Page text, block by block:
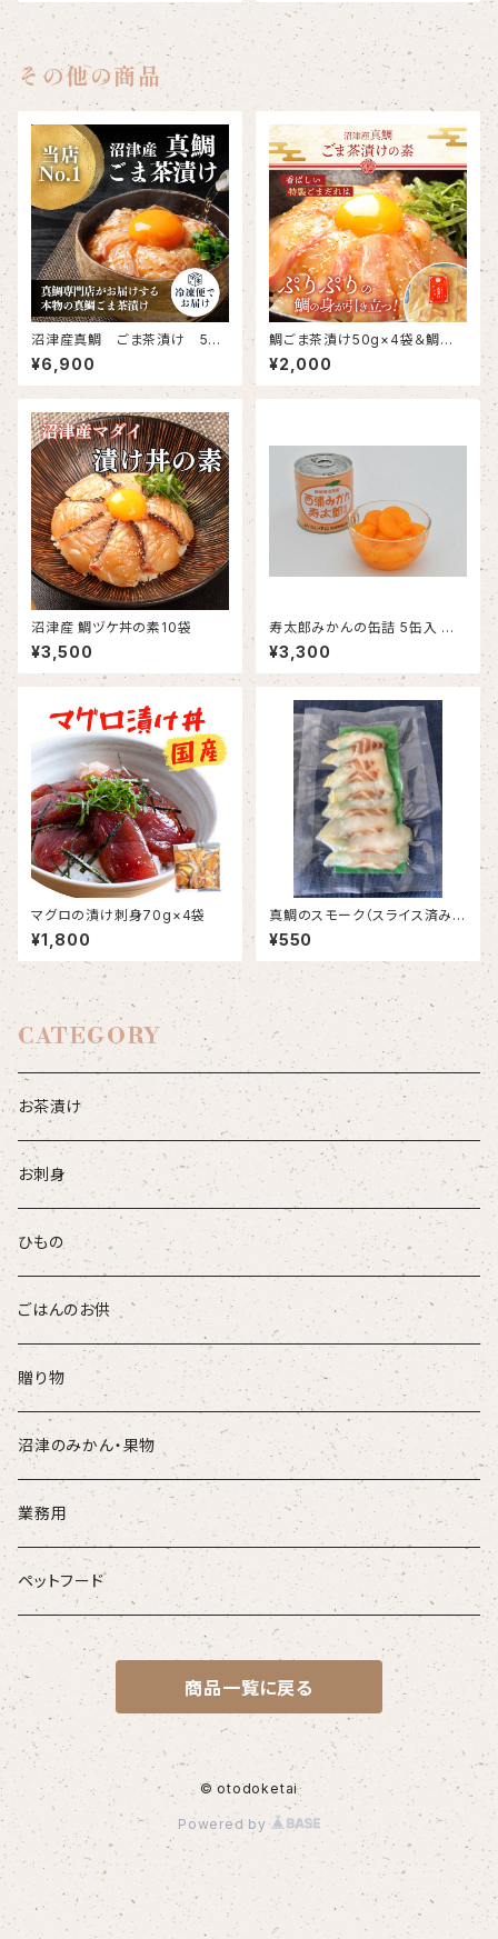
その他の商品
沼津産真鯛 ごま茶漬け 50g
×20袋
¥6,900
鯛ごま茶漬け50g×4袋＆鯛だし
200ml
¥2,000
沼津産 鯛ヅケ丼の素10袋
¥3,500
寿太郎みかんの缶詰 5缶入 み
かん缶詰め
¥3,300
マグロの漬け刺身70g×4袋
¥1,800
真鯛のスモーク（スライス済み）1
袋60g
¥550
CATEGORY
お茶漬け
お刺身
ひもの
ごはんのお供
贈り物
沼津のみかん・果物
業務用
ペットフード
商品一覧に戻る
© otodoketai
Powered by